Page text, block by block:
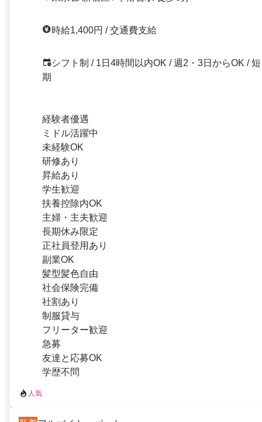
時給1,400円 / 交通費支給
シフト制 / 1日4時間以内OK / 週2・3日からOK / 短
期
経験者優遇
ミドル活躍中
未経験OK
研修あり
昇給あり
学生歓迎
扶養控除内OK
主婦・主夫歓迎
長期休み限定
正社員登用あり
副業OK
髪型髪色自由
社会保険完備
社割あり
制服貸与
フリーター歓迎
急募
友達と応募OK
学歴不問
人気